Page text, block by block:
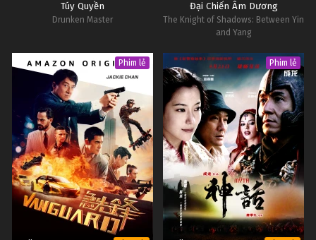
Túy Quyền
Drunken Master
Đại Chiến Âm Dương
The Knight of Shadows: Between Yin
and Yang
Phim lẻ Phim lẻ